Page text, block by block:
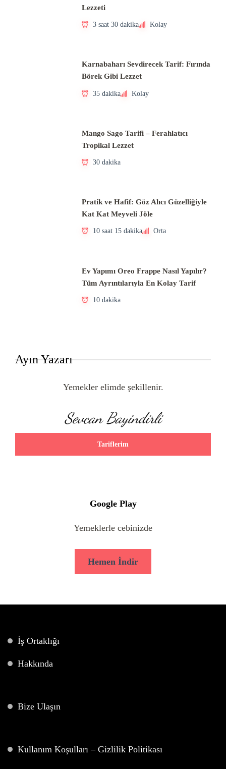
Lezzeti
3 saat 30 dakika Kolay
Karnabaharı Sevdirecek Tarif: Fırında
Börek Gibi Lezzet
35 dakika Kolay
Mango Sago Tarifi – Ferahlatıcı
Tropikal Lezzet
30 dakika
Pratik ve Hafif: Göz Alıcı Güzelliğiyle
Kat Kat Meyveli Jöle
10 saat 15 dakika Orta
Ev Yapımı Oreo Frappe Nasıl Yapılır?
Tüm Ayrıntılarıyla En Kolay Tarif
10 dakika
Ayın Yazarı
Yemekler elimde şekillenir.
Sevcan Bayindirli
Tariflerim
Google Play
Yemeklerle cebinizde
Hemen İndir
İş Ortaklığı
Hakkında
Bize Ulaşın
Kullanım Koşulları – Gizlilik Politikası